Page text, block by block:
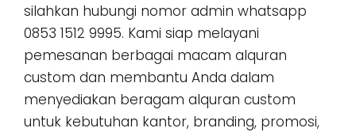
silahkan hubungi nomor admin whatsapp
0853 1512 9995. Kami siap melayani
pemesanan berbagai macam alquran
custom dan membantu Anda dalam
menyediakan beragam alquran custom
untuk kebutuhan kantor, branding, promosi,